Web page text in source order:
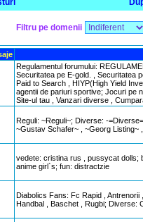
Filtru pe domenii
Regulamentul forumului:
Securitatea pe E-gold. , Securitatea
Paid to Search , HIYP(High Yield
agentii de pariuri sportive; Jocuri pe
Site-ul tau , Vanzari diverse ,
Reguli: ~Reguli~; Diverse: -
~Gustav Schafer~ , ~Georg Listing~
vedete: cristina rus , pussycat dolls;
anime girl`s; fun: distractzie
Diabolics Fans: Fc Rapid , Antrenorii
Handbal , Baschet , Rugbi; Diverse: